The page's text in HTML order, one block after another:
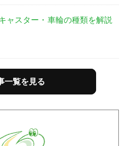
ャスター・車輪の種類を解説
一覧を見る